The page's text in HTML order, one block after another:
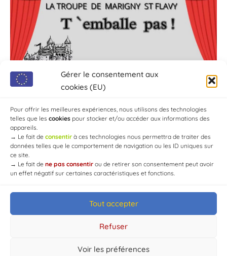
Gérer le consentement aux
cookies (EU)
Pour offrir les meilleures expériences, nous utilisons des technologies
telles que les cookies pour stocker et/ou accéder aux informations des
appareils.
→ Le fait de consentir à ces technologies nous permettra de traiter des
données telles que le comportement de navigation ou les ID uniques sur
ce site.
→ Le fait de ne pas consentir ou de retirer son consentement peut avoir
un effet négatif sur certaines caractéristiques et fonctions.
Tout accepter
Refuser
Voir les préférences